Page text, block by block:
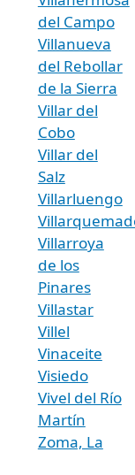
del Campo
Villanueva
del Rebollar
de la Sierra
Villar del
Cobo
Villar del
Salz
Villarluengo
Villarroya
de los
Pinares
Villastar
Villel
Vinaceite
Visiedo
Vivel del Río
Martín
Zoma, La